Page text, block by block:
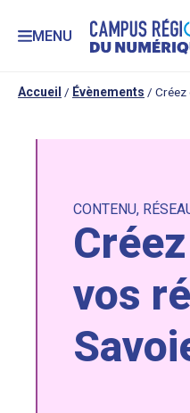
MENU
Accueil / Évènements / Créez
CONTENU,
vos